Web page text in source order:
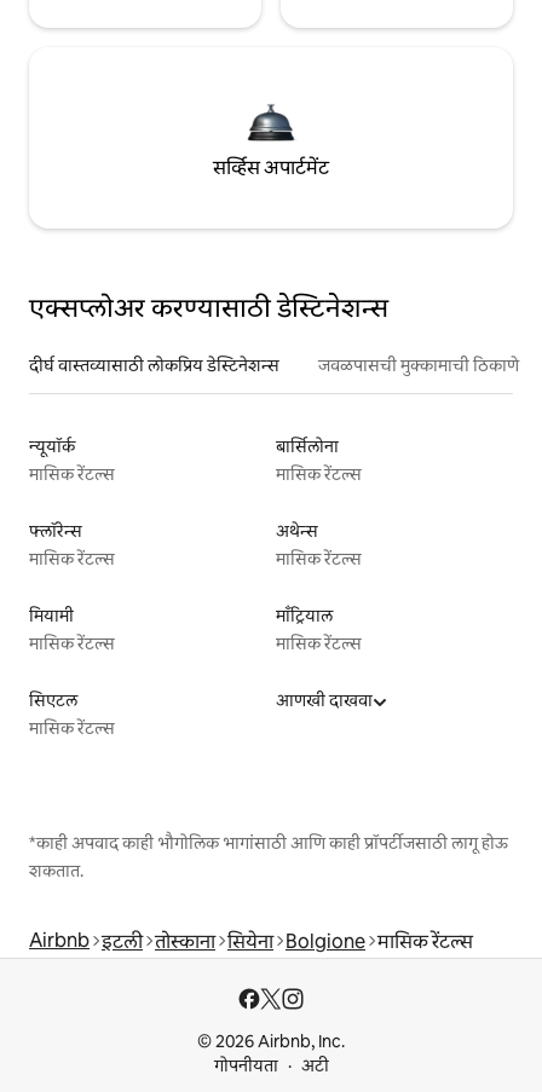
सर्व्हिस अपार्टमेंट
एक्सप्लोअर करण्यासाठी डेस्टिनेशन्स
दीर्घ वास्तव्यासाठी लोकप्रिय डेस्टिनेशन्स जवळपासची मुक्कामाची ठिकाणे
न्यूयॉर्क
मासिक रेंटल्स
बार्सिलोना
मासिक रेंटल्स
फ्लॉरेन्स
मासिक रेंटल्स
अथेन्स
मासिक रेंटल्स
मियामी
मासिक रेंटल्स
माँट्रियाल
मासिक रेंटल्स
सिएटल
मासिक रेंटल्स
आणखी दाखवा
*काही अपवाद काही भौगोलिक भागांसाठी आणि काही प्रॉपर्टीजसाठी लागू होऊ
शकतात.
Airbnb इटली तोस्काना सियेना Bolgione मासिक रेंटल्स
© 2026 Airbnb, Inc.
गोपनीयता
अटी